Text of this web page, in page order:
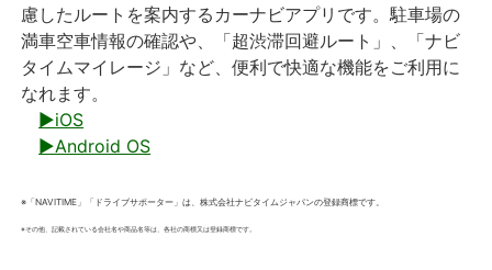
慮したルートを案内するカーナビアプリです。駐車場の
満車空車情報の確認や、「超渋滞回避ルート」、「ナビ
タイムマイレージ」など、便利で快適な機能をご利用に
なれます。
▶iOS
▶Android OS
※「NAVITIME」「ドライブサポーター」は、株式会社ナビタイムジャパンの登録商標です。
※その他、記載されている会社名や商品名等は、各社の商標又は登録商標です。